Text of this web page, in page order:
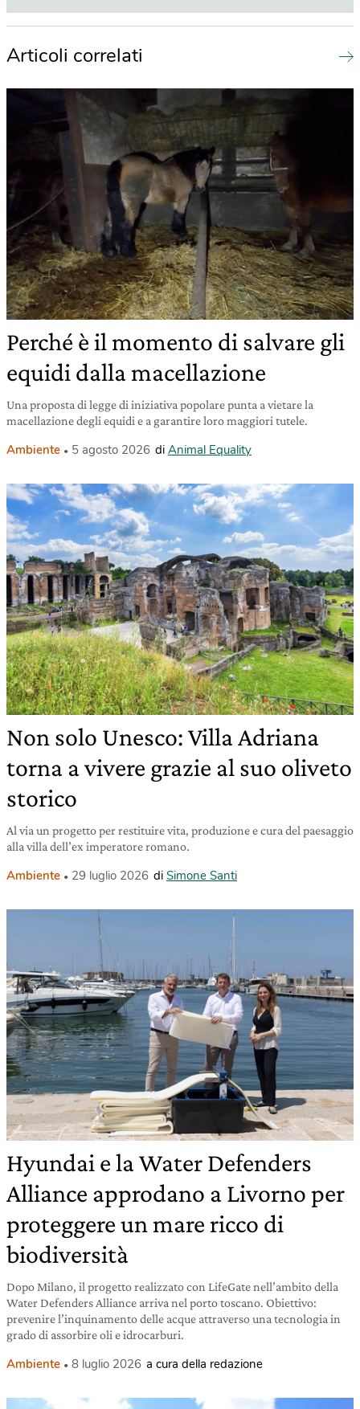
Articoli correlati
Perché è il momento di salvare gli
equidi dalla macellazione
Una proposta di legge di iniziativa popolare punta a vietare la
macellazione degli equidi e a garantire loro maggiori tutele.
Ambiente 5 agosto 2026 di Animal Equality
Non solo Unesco: Villa Adriana
torna a vivere grazie al suo oliveto
storico
Al via un progetto per restituire vita, produzione e cura del paesaggio
alla villa dell’ex imperatore romano.
Ambiente 29 luglio 2026 di Simone Santi
Hyundai e la Water Defenders
Alliance approdano a Livorno per
proteggere un mare ricco di
biodiversità
Dopo Milano, il progetto realizzato con LifeGate nell’ambito della
Water Defenders Alliance arriva nel porto toscano. Obiettivo:
prevenire l’inquinamento delle acque attraverso una tecnologia in
grado di assorbire oli e idrocarburi.
Ambiente 8 luglio 2026 a cura della redazione